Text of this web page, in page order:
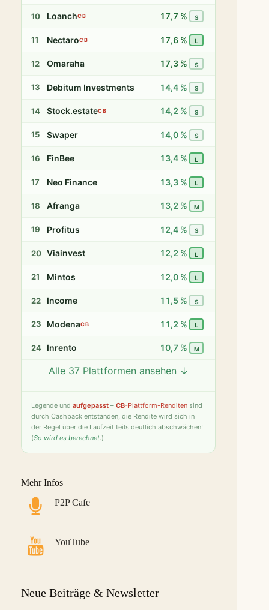
10 LoanchCB 17,7 % S
11 NectaroCB 17,6 % L
12 Omaraha 17,3 % S
13 Debitum Investments 14,4 % S
14 Stock.estateCB 14,2 % S
15 Swaper 14,0 % S
16 FinBee 13,4 % L
17 Neo Finance 13,3 % L
18 Afranga 13,2 % M
19 Profitus 12,4 % S
20 Viainvest 12,2 % L
21 Mintos 12,0 % L
22 Income 11,5 % S
23 ModenaCB 11,2 % L
24 Inrento 10,7 % M
Twino 9,8 %
27 PeerBerry 9,2 %
28
31
32 Savy
Alle 37 Plattformen ansehen ↓
Legende und aufgepasst – CB-Plattform-Renditen sind
durch Cashback entstanden, die Rendite wird sich in
der Regel über die Laufzeit teils deutlich abschwächen!
(So wird es berechnet.)
Mehr Infos
P2P Cafe
YouTube
Neue Beiträge & Newsletter